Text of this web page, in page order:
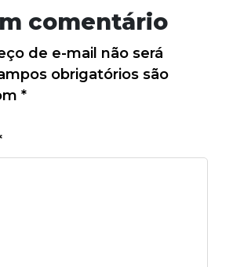
comentário
de e-mail não será
obrigatórios são
*